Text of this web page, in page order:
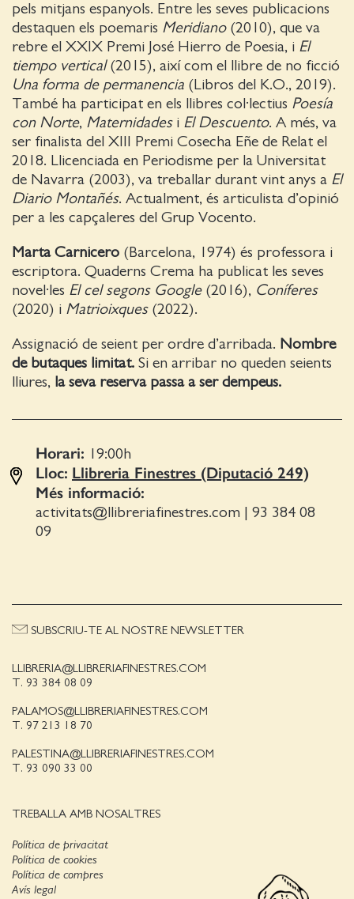
pels mitjans espanyols. Entre les seves publicacions
destaquen els poemaris Meridiano(2010), que va
rebre el XXIX Premi José Hierro de Poesia, i El
tiempo vertical(2015), així com el llibre de no ficció
Una forma de permanencia (Libros del K.O., 2019).
També ha participat en els llibres col·lectius Poesía
con Norte, Maternidadesi El Descuento. A més, va
ser finalista del XIII Premi Cosecha Eñe de Relat el
2018. Llicenciada en Periodisme per la Universitat
de Navarra (2003), va treballar durant vint anys a El
Diario Montañés. Actualment, és articulista d’opinió
per a les capçaleres del Grup Vocento.
Marta Carnicero (Barcelona, 1974) és professora i
escriptora. Quaderns Crema ha publicat les seves
novel·les El cel segons Google(2016), Coníferes
(2020) i Matrioixques(2022).
Assignació de seient per ordre d’arribada. Nombre
de butaques limitat. Si en arribar no queden seients
lliures, la seva reserva passa a ser dempeus.
Horari: 19:00 h
Lloc: Llibreria Finestres (Diputació 249)
Més informació:
activitats@llibreriafinestres.com
93 384 08
09
LLIBRERIA@LLIBRERIAFINESTRES.COM
T. 93 384 08 09
PALAMOS@LLIBRERIAFINESTRES.COM
T. 97 213 18 70
PALESTINA@LLIBRERIAFINESTRES.COM
T. 93 090 33 00
TREBALLA AMB NOSALTRES
SUBSCRIU-TE AL NOSTRE NEWSLETTER
Política de privacitat
Política de cookies
Avís legal
Política de compres